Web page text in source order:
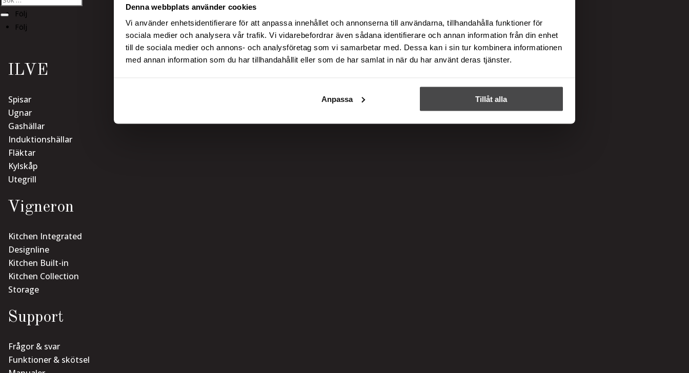
Denna webbplats använder cookies
Vi använder enhetsidentifierare för att anpassa innehållet och annonserna till användarna, tillhandahålla funktioner för
sociala medier och analysera vår trafik. Vi vidarebefordrar även sådana identifierare och annan information från din enhet
till de sociala medier och annons- och analysföretag som vi samarbetar med. Dessa kan i sin tur kombinera informationen
med annan information som du har tillhandahållit eller som de har samlat in när du har använt deras tjänster.
Anpassa Tillåt alla
Följ
Följ
ILVE
Spisar
Ugnar
Gashällar
Induktionshällar
Fläktar
Kylskåp
Utegrill
Vigneron
Kitchen Integrated
Designline
Kitchen Built-in
Kitchen Collection
Storage
Support
Frågor & svar
Funktioner & skötsel